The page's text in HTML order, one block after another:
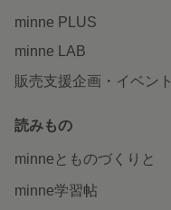
minne PLUS
minne LAB
販売支援企画・イベント
読みもの
minneとものづくりと
minne学習帖